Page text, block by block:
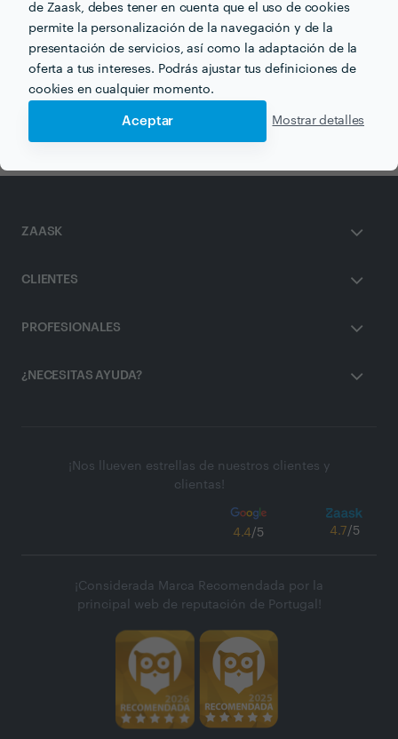
de Zaask, debes tener en cuenta que el uso de cookies
permite la personalización de la navegación y de la
presentación de servicios, así como la adaptación de la
oferta a tus intereses. Podrás ajustar tus definiciones de
cookies en cualquier momento.
Aceptar Mostrar detalles
Otros servicios proporcionados por Lienzo Oviedo
Diseño de Interiores en oviedo
ZAASK
CLIENTES
PROFESIONALES
¿NECESITAS AYUDA?
¡Nos llueven estrellas de nuestros clientes y
clientas!
4.4/5 4.7/5
¡Considerada Marca Recomendada por la
principal web de reputación de Portugal!